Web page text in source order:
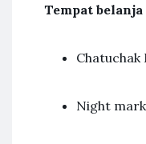
Tempat
Night